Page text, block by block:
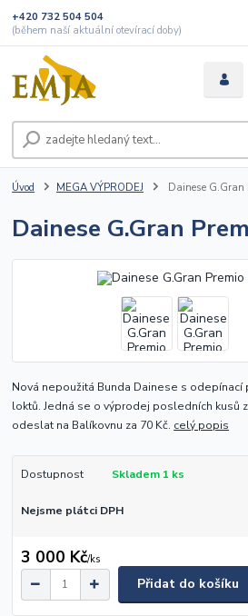
+420 732 504 504
(během naší aktuální otevírací doby)
Úvod MEGA VÝPRODEJ Dainese G.Gran
Dainese G.Gran
Nová nepoužitá Bunda Dainese s odepínací
loktů. Jedná se o výprodej posledních kusů
odeslat na Balíkovnu za 70 Kč. celý popis
Dostupnost Skladem 1 ks
Nejsme plátci DPH
3 000 Kč/ks
Přidat do košíku